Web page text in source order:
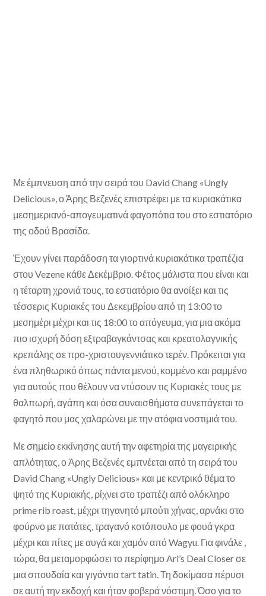
Με έμπνευση από την σειρά του David Chang «Ungly
Delicious», ο Άρης Βεζενές επιστρέφει με τα κυριακάτικα
μεσημεριανό-απογευματινά φαγοπότια του στο εστιατόριο
της οδού Βρασίδα.
Έχουν γίνει παράδοση τα γιορτινά κυριακάτικα τραπέζια
στου Vezene κάθε Δεκέμβριο. Φέτος μάλιστα που είναι και
η τέταρτη χρονιά τους, το εστιατόριο θα ανοίξει και τις
τέσσερις Κυριακές του Δεκεμβρίου από τη 13:00 το
μεσημέρι μέχρι και τις 18:00 το απόγευμα, για μια ακόμα
πιο ισχυρή δόση εξτραβαγκάντσας και κρεατολαγνικής
κρεπάλης σε προ-χριστουγεννιάτικο τερέν. Πρόκειται για
ένα πληθωρικό όπως πάντα μενού, κομμένο και ραμμένο
για αυτούς που θέλουν να ντύσουν τις Κυριακές τους με
θαλπωρή, αγάπη και όσα συναισθήματα συνεπάγεται το
φαγητό που μας χαλαρώνει με την ατόφια νοστιμιά του.
Με σημείο εκκίνησης αυτή την αφετηρία της μαγειρικής
απλότητας, ο Άρης Βεζενές εμπνέεται από τη σειρά του
David Chang «Ungly Delicious» και με κεντρικό θέμα το
ψητό της Κυριακής, ρίχνει στο τραπέζι από ολόκληρο
prime rib roast, μέχρι τηγανητό μπούτι χήνας, αρνάκι στο
φούρνο με πατάτες, τραγανό κοτόπουλο με φουά γκρα
μέχρι και πίτες με αυγά και χαμόν από Wagyu. Για φινάλε ,
τώρα, θα μεταμορφώσει το περίφημο Ari’s Deal Closer σε
μια σπουδαία και γιγάντια tart tatin. Τη δοκίμασα πέρυσι
σε αυτή την εκδοχή και ήταν φοβερά νόστιμη. Όσο για το